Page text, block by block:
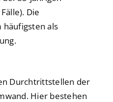
Die
als
Durchtrittstellen der
Hier bestehen